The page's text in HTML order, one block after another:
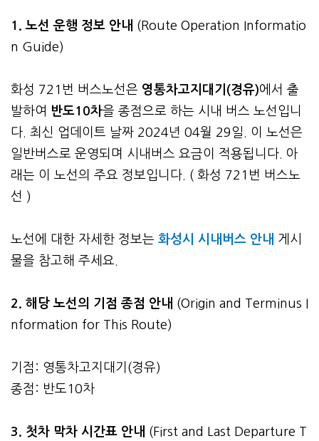
1. 노선 운행 정보 안내 (Route Operation Informatio
n Guide)
화성 721번 버스노선은 영통차고지대기(경유)에서 출
발하여 반도10차을 종점으로 하는 시내 버스 노선입니
다. 최신 업데이트 날짜 2024년 04월 29일. 이 노선은
일반버스로 운영되며 시내버스 요금이 적용됩니다. 아
래는 이 노선의 주요 정보입니다. ( 화성 721번 버스노
선 )
노선에 대한 자세한 정보는 화성시 시내버스 안내 게시
물을 참고해 주세요.
2. 해당 노선의 기점 종점 안내 (Origin and Terminus I
nformation for This Route)
기점: 영통차고지대기(경유)
종점: 반도10차
3. 첫차 막차 시간표 안내 (First and Last Departure T